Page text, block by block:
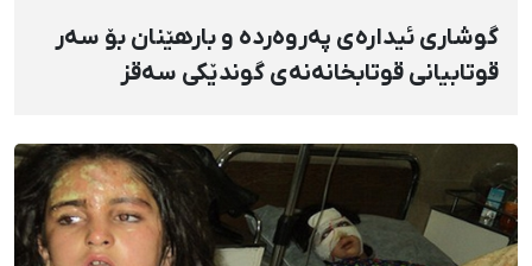
گوشاری ئیدارەی پەروەردە و بارهێنان بۆ سەر
قوتابیانی قوتابخانەنەی گوندێکی سەقز